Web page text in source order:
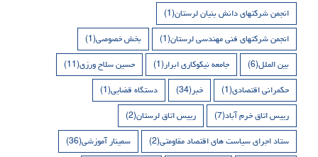
انجمن شرکتهای دانش بنیان لرستان(1)
انجمن شرکتهای فنی مهندسی لرستان(1) بخش خصوصی(1)
بین الملل(6) جامعه نیکوکاری ابرار(1) حسین سلاح ورزی(11)
حکمرانی اقتصادی(1) خبر(34) دستگاه قضایی(1)
رییس اتاق خرم آباد(7) رییس اتاق لرستان(2)
ستاد اجرای سیاست های اقتصاد مقاومتی(2) سمینار آموزشی(36)